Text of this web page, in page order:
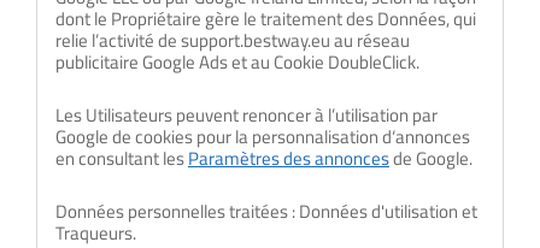
dont le Propriétaire gère le traitement des Données, qui
relie l’activité de support.bestway.eu au réseau
publicitaire Google Ads et au Cookie DoubleClick.
Les Utilisateurs peuvent renoncer à l’utilisation par
Google de cookies pour la personnalisation d‘annonces
en consultant lesParamètres des annoncesde Google.
Données personnelles traitées : Données d'utilisation et
Traqueurs.